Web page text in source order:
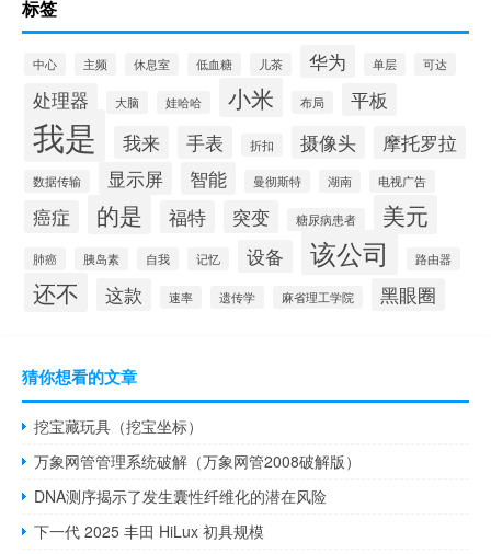
标签
中心 主频 休息室 低血糖 儿茶 华为 单层 可达
处理器 大脑 娃哈哈 小米 布局 平板
我是 我来 手表 折扣 摄像头 摩托罗拉
数据传输 显示屏 智能 曼彻斯特 湖南 电视广告
癌症 的是 福特 突变 糖尿病患者 美元
肺癌 胰岛素 自我 记忆 设备 该公司 路由器
还不 这款 速率 遗传学 麻省理工学院 黑眼圈
猜你想看的文章
挖宝藏玩具（挖宝坐标）
万象网管管理系统破解（万象网管2008破解版）
DNA测序揭示了发生囊性纤维化的潜在风险
下一代 2025 丰田 HiLux 初具规模